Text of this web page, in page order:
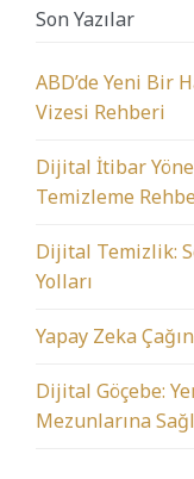
Son Yazılar
ABD’de Yeni Bir
Vizesi Rehberi
Dijital İtibar
Temizleme
Dijital Temizlik:
Yolları
Yapay Zeka
Dijital Göçebe:
Mezunlarına